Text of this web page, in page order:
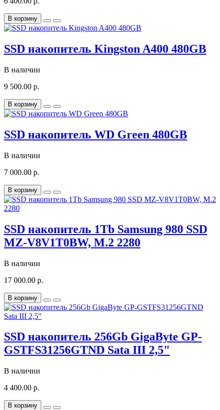
В корзину
SSD накопитель Kingston A400 480GB
В наличии
9 500.00 р.
В корзину
SSD накопитель WD Green 480GB
В наличии
7 000.00 р.
В корзину
SSD накопитель 1Tb Samsung 980 SSD
MZ-V8V1T0BW, M.2 2280
В наличии
17 000.00 р.
В корзину
SSD накопитель 256Gb GigaByte GP-
GSTFS31256GTND Sata III 2,5"
В наличии
4 400.00 р.
В корзину